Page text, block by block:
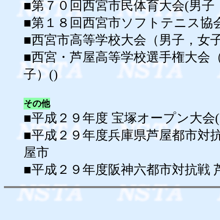
■第７０回西宮市民体育大会(男子
■第１８回西宮市ソフトテニス協
■西宮市高等学校大会（男子，女
■西宮・芦屋高等学校選手権大会
子）()
その他
■平成２９年度 宝塚オープン大会
■平成２９年度兵庫県芦屋都市対
屋市
■平成２９年度阪神六都市対抗戦